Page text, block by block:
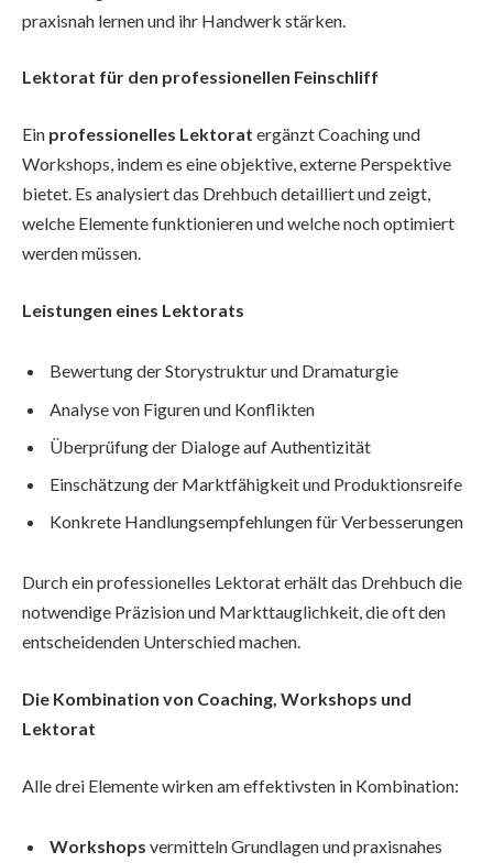
praxisnah lernen und ihr Handwerk stärken.
Lektorat für den professionellen Feinschliff
Ein professionelles Lektorat ergänzt Coaching und
Workshops, indem es eine objektive, externe Perspektive
bietet. Es analysiert das Drehbuch detailliert und zeigt,
welche Elemente funktionieren und welche noch optimiert
werden müssen.
Leistungen eines Lektorats
Bewertung der Storystruktur und Dramaturgie
Analyse von Figuren und Konflikten
Überprüfung der Dialoge auf Authentizität
Einschätzung der Marktfähigkeit und Produktionsreife
Konkrete Handlungsempfehlungen für Verbesserungen
Durch ein professionelles Lektorat erhält das Drehbuch die
notwendige Präzision und Markttauglichkeit, die oft den
entscheidenden Unterschied machen.
Die Kombination von Coaching, Workshops und
Lektorat
Alle drei Elemente wirken am effektivsten in Kombination:
Workshops vermitteln Grundlagen und praxisnahes